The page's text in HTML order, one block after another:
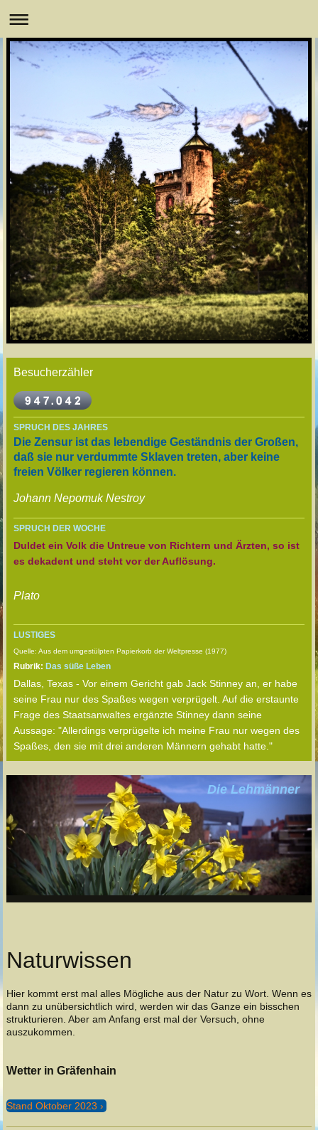
Besucherzähler
SPRUCH DES JAHRES
Die Zensur ist das lebendige Geständnis der Großen,
daß sie nur verdummte Sklaven treten, aber keine
freien Völker regieren können.
Johann Nepomuk Nestroy
SPRUCH DER WOCHE
Duldet ein Volk die Untreue von Richtern und Ärzten, so ist
es dekadent und steht vor der Auflösung.
Plato
LUSTIGES
Quelle: Aus dem umgestülpten Papierkorb der Weltpresse (1977)
Rubrik: Das süße Leben
Dallas, Texas - Vor einem Gericht gab Jack Stinney an, er habe
seine Frau nur des Spaßes wegen verprügelt. Auf die erstaunte
Frage des Staatsanwaltes ergänzte Stinney dann seine
Aussage: "Allerdings verprügelte ich meine Frau nur wegen des
Spaßes, den sie mit drei anderen Männern gehabt hatte."
Die Lehmänner
Naturwissen
Hier kommt erst mal alles Mögliche aus der Natur zu Wort. Wenn es
dann zu unübersichtlich wird, werden wir das Ganze ein bisschen
strukturieren. Aber am Anfang erst mal der Versuch, ohne
auszukommen.
Wetter in Gräfenhain
Stand Oktober 2023